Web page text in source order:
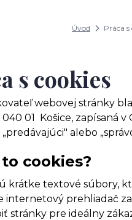
Úvod Práca s
s cookies
webovej stránky
01 Košice, zapísaná
alebo
to cookies?
krátke textové súbory,
internetový prehliadač
stránky pre ideálny